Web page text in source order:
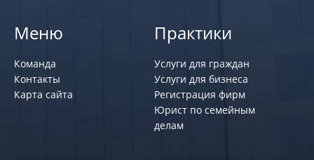
Меню
Команда
Контакты
Карта сайта
Практики
Услуги для граждан
Услуги для бизнеса
Регистрация фирм
Юрист по семейным
делам